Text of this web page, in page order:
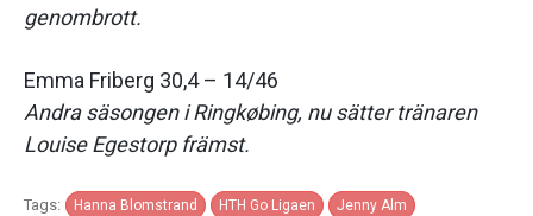
genombrott.
Emma Friberg 30,4 – 14/46
Andra säsongen i Ringkøbing, nu sätter tränaren
Louise Egestorp främst.
Tags: Hanna Blomstrand HTH Go Ligaen
Jenny Alm